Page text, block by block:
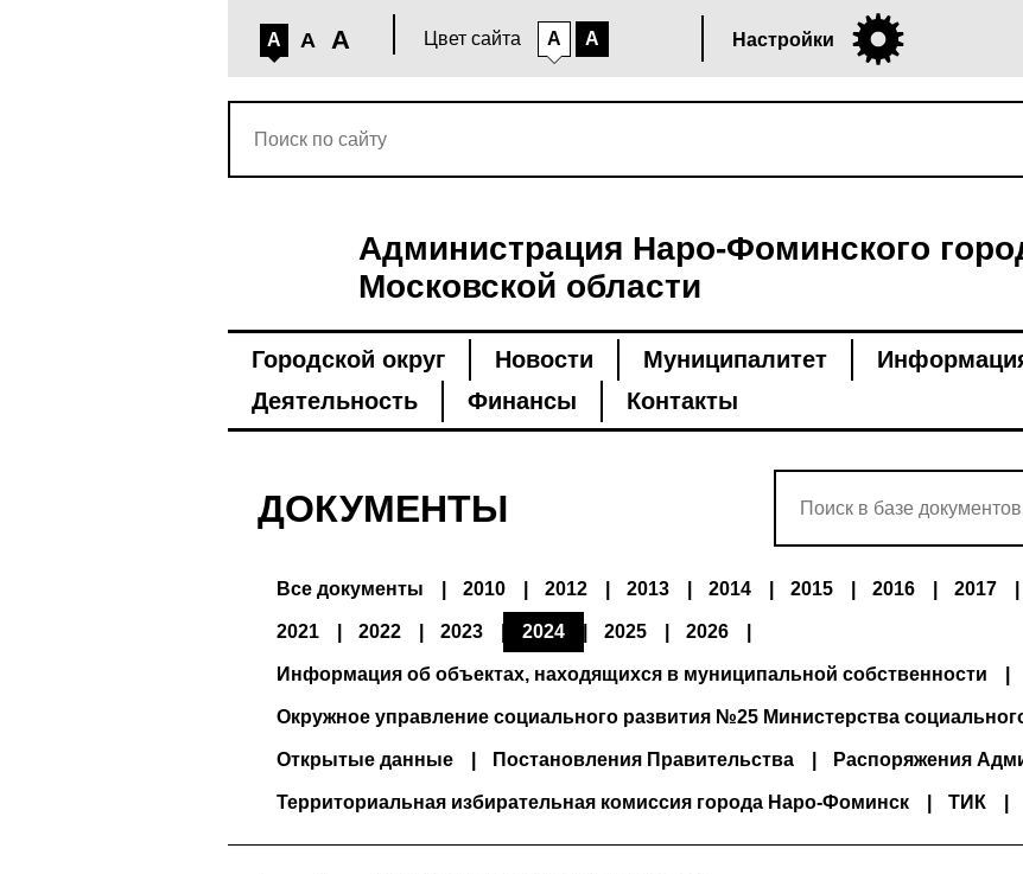
A A A Цвет сайта A A Настройки
Администрация Наро-Фоминского
Московской области
Городской округ Новости Муниципалитет
Деятельность
Финансы Контакты
ДОКУМЕНТЫ
Все документы 2010 2012 2013 2014 2015 2016 2017
2021 2022 2023 2024 2025 2026
Информация об объектах, находящихся в муниципальной собственности
Окружное управление социального развития №25 Министерства
Открытые данные Постановления Правительства Распоряжения
Территориальная избирательная комиссия города Наро-Фоминск ТИК